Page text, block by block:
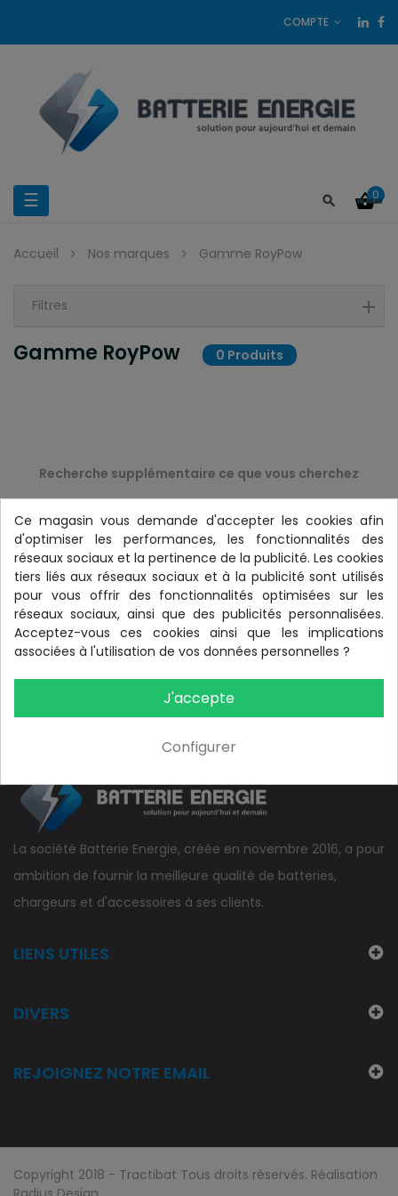
COMPTE
Basculer
navigation
☰ 0
Accueil Nos marques Gamme RoyPow
Filtres
Gamme RoyPow 0 Produits
Recherche supplémentaire ce que vous cherchez
DE RETOUR À LA MAISON
La société Batterie Energie, créée en novembre 2016, a pour
ambition de fournir la meilleure qualité de batteries,
chargeurs et d'accessoires à ses clients.
LIENS UTILES
DIVERS
REJOIGNEZ NOTRE EMAIL
Copyright 2018 - Tractibat Tous droits réservés. Réalisation
Ce magasin vous demande d'accepter les cookies afin
d'optimiser les performances, les fonctionnalités des
réseaux sociaux et la pertinence de la publicité. Les cookies
tiers liés aux réseaux sociaux et à la publicité sont utilisés
pour vous offrir des fonctionnalités optimisées sur les
réseaux sociaux, ainsi que des publicités personnalisées.
Acceptez-vous ces cookies ainsi que les implications
associées à l'utilisation de vos données personnelles ?
J'accepte
Configurer